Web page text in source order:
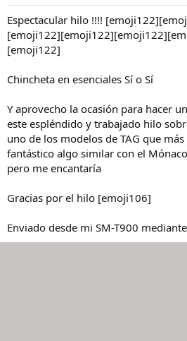
Espectacular hilo !!!!
[emoji122]
Chincheta en esenciales Sí o Sí
Y aprovecho la ocasión para hacer
este espléndido y trabajado hilo
uno de los modelos de TAG que
fantástico algo similar con el
pero me encantaría
Gracias por el hilo [emoji106]
Enviado desde mi SM-T900